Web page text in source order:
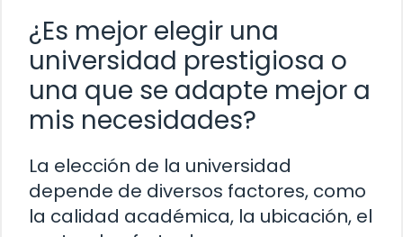
¿Es mejor elegir una
universidad prestigiosa o
una que se adapte mejor a
mis necesidades?
La elección de la universidad
depende de diversos factores, como
la calidad académica, la ubicación, el